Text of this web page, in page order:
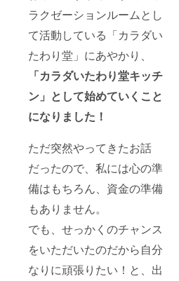
ラクゼーションルームとし
て活動している「カラダい
たわり堂」にあやかり、
「カラダいたわり堂キッチ
ン」として始めていくこと
になりました！
ただ突然やってきたお話
だったので、私には心の準
備はもちろん、資金の準備
もありません。
でも、せっかくのチャンス
をいただいたのだから自分
なりに頑張りたい！と、出